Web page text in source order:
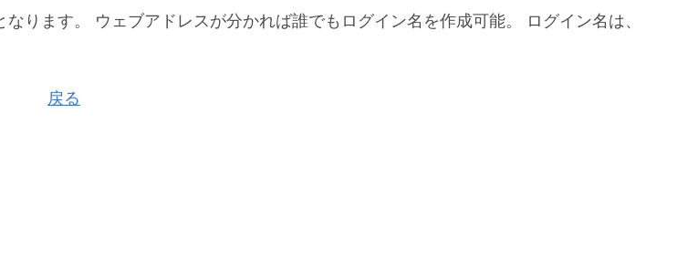
ります。 ウェブアドレスが分かれば誰でもログイン名を作成可能。 ログイン名は、
戻る